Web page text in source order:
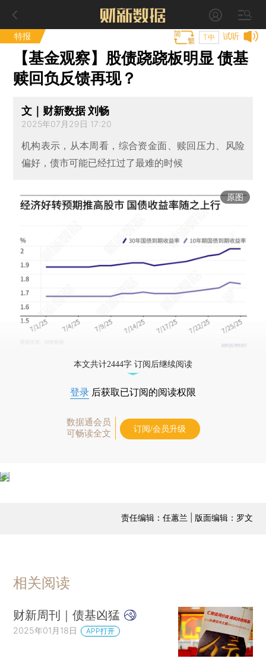
特报 试听
T中
【基金观察】股债跷跷板明显 债基
赎回负反馈再现？
文｜财新数据 刘畅
2025年07月29日 17:20
机构表示，从本周看，综合资金面、赎回压力、风险
偏好，债市可能已经扛过了最难的时候
原图
本文共计2444字 订阅后继续阅读
登录 后获取已订阅的阅读权限
数据通会员
可畅读全文
订阅/会员升级
责任编辑：任蕙兰 | 版面编辑：罗文
相关阅读
财新周刊｜债基凶猛
2025年01月18日 APP打开